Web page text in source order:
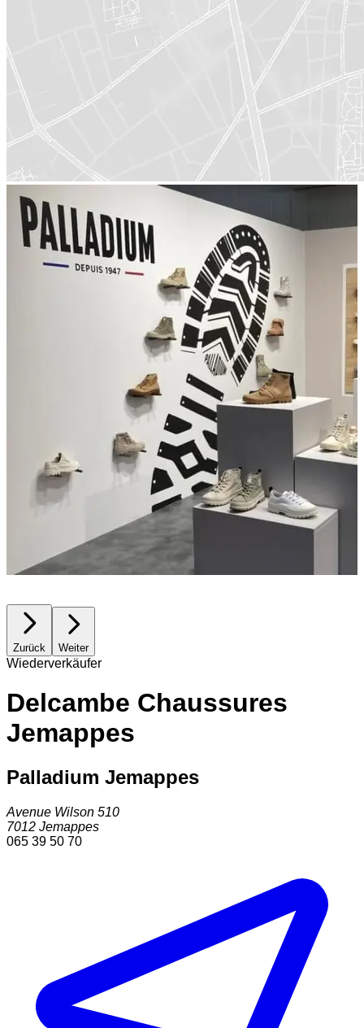
Zurück Weiter
Wiederverkäufer
Delcambe Chaussures
Jemappes
Palladium Jemappes
Avenue Wilson 510
7012 Jemappes
065 39 50 70